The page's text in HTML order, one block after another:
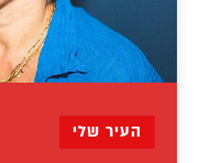
©
byRGB Media
העיר שלי